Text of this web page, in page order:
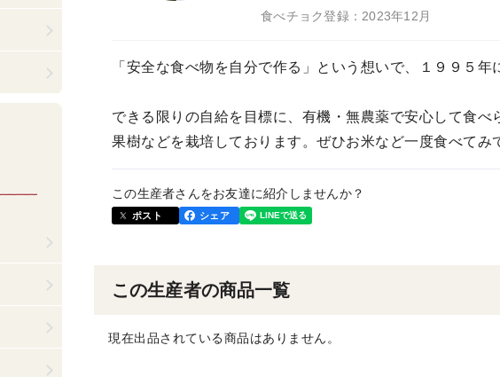
食べチョク登録：2023年12月
「安全な食べ物を自分で作る」という想いで、１９９５
できる限りの自給を目標に、有機・無農薬で安心して食
果樹などを栽培しております。ぜひお米など一度食べてみ
この生産者さんをお友達に紹介しませんか？
ポスト シェア
この生産者の商品一覧
現在出品されている商品はありません。